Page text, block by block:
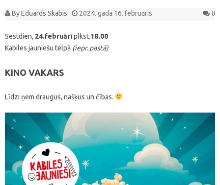
ByEduards Skabis 2024. gada 16. februāris 0
Sestdien, 24.februārīplkst.18.00
Kabiles jauniešu telpā (iepr. pastā)
KINO VAKARS
Līdzi ņem draugus, našķus un čības.